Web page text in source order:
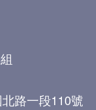
路一段110號